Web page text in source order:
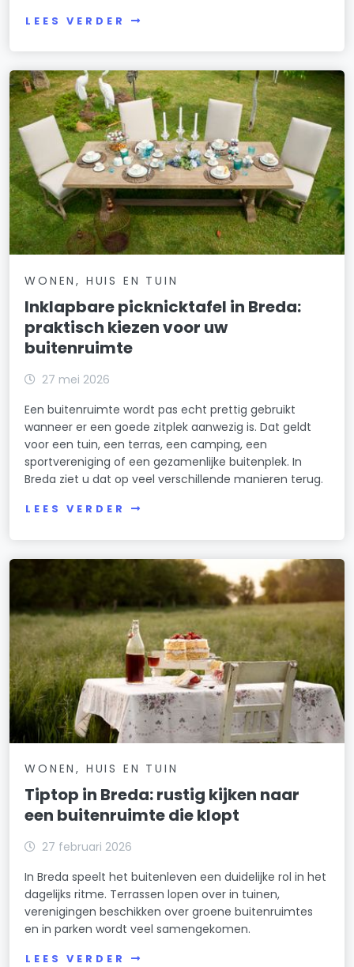
LEES VERDER
WONEN, HUIS EN TUIN
Inklapbare picknicktafel in Breda:
praktisch kiezen voor uw
buitenruimte
27 mei 2026
Een buitenruimte wordt pas echt prettig gebruikt
wanneer er een goede zitplek aanwezig is. Dat geldt
voor een tuin, een terras, een camping, een
sportvereniging of een gezamenlijke buitenplek. In
Breda ziet u dat op veel verschillende manieren terug.
LEES VERDER
WONEN, HUIS EN TUIN
Tiptop in Breda: rustig kijken naar
een buitenruimte die klopt
27 februari 2026
In Breda speelt het buitenleven een duidelijke rol in het
dagelijks ritme. Terrassen lopen over in tuinen,
verenigingen beschikken over groene buitenruimtes
en in parken wordt veel samengekomen.
LEES VERDER